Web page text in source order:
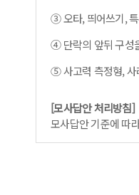
③ 오타, 띄어쓰기,
④ 단락의 앞뒤 구성
⑤ 사고력 측정형, 사
[모사답안 처리방침]
모사답안 기준에 따